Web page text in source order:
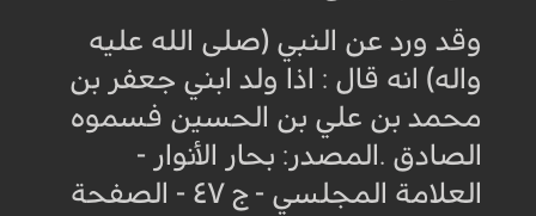
وقد ورد عن النبي (صلى الله عليه
واله) انه قال : اذا ولد ابني جعفر بن
محمد بن علي بن الحسين فسموه
الصادق .المصدر: بحار الأنوار -
العلامة المجلسي - ج ٤٧ - الصفحة